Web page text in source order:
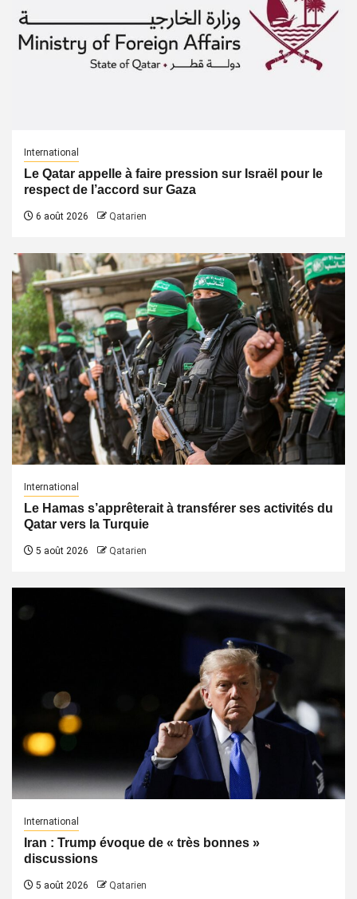
International
Le Qatar appelle à faire pression sur Israël pour le
respect de l’accord sur Gaza
6 août 2026 Qatarien
International
Le Hamas s’apprêterait à transférer ses activités du
Qatar vers la Turquie
5 août 2026 Qatarien
International
Iran : Trump évoque de « très bonnes »
discussions
5 août 2026 Qatarien